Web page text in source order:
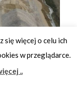
r.
się więcej o celu ich
w przeglądarce.
..